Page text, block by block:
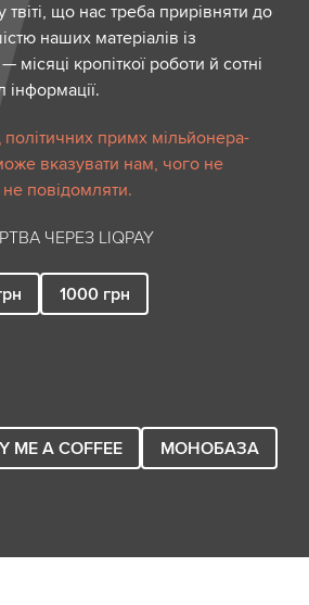
що нас треба прирівняти до
наших матеріалів із
місяці кропіткої роботи й сотні
примх мільйонера-
вказувати нам, чого не
повідомляти.
ЧЕРЕЗ LIQPAY
1000 грн
ME A COFFEE
МОНОБАЗА